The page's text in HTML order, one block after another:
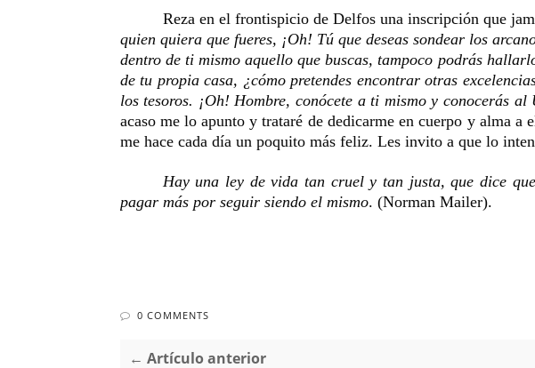
Reza en el frontispicio de Delfos una inscripción que
quien quiera que fueres, ¡Oh! Tú que deseas sondear los
dentro de ti mismo aquello que buscas, tampoco podrás
de tu propia casa, ¿cómo pretendes encontrar otras
los tesoros. ¡Oh! Hombre, conócete a ti mismo y conocerás
acaso me lo apunto y trataré de dedicarme en cuerpo y alma a
me hace cada día un poquito más feliz. Les invito a que lo
Hay una ley de vida tan cruel y tan justa, que dice
pagar más por seguir siendo el mismo. (Norman Mailer).
0 COMMENTS
← Artículo anterior